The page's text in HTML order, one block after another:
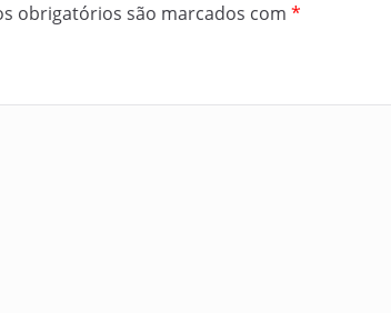
obrigatórios são marcados com *